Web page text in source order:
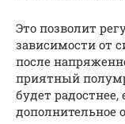
Это позволит
зависимости от
после
приятный
будет
дополнительное